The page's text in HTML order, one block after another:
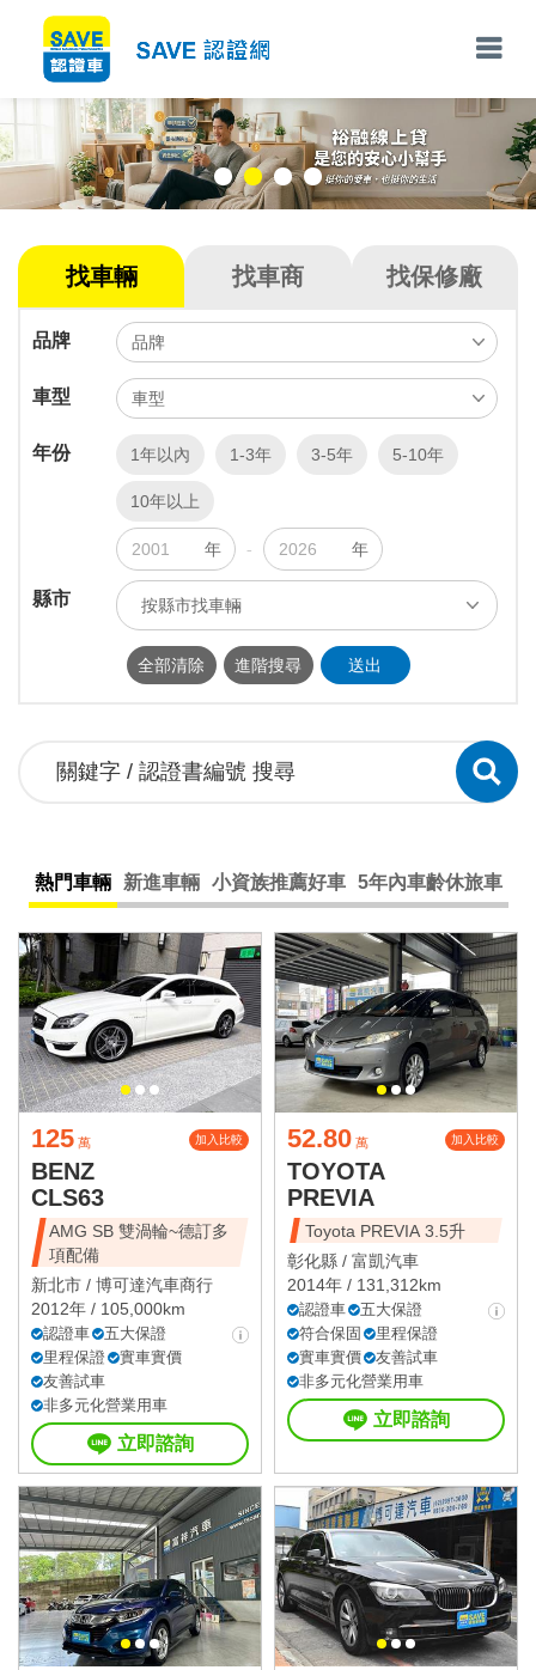
找車輛 找車商 找保修廠
品牌
車型
年份 1年以內 1-3年 3-5年 5-10年
10年以上
年 - 年
縣市 按縣市找車輛
ALL 台北市 新北市 基隆市
澎湖縣 連江縣 金門縣
全部清除 進階搜尋 送出
熱門車輛 新進車輛 小資族推薦好車 5年內車齡休旅車
125 萬 加入比較
BENZ
CLS63
AMG SB 雙渦輪~德訂多
項配備
新北市 / 博可達汽車商行
2012年 / 105,000km
認證車
五大保證
里程保證
實車實價
友善試車
非多元化營業用車
立即諮詢
52.80 萬 加入比較
TOYOTA
PREVIA
Toyota PREVIA 3.5升
彰化縣 / 富凱汽車
2014年 / 131,312km
認證車
五大保證
符合保固
里程保證
實車實價
友善試車
非多元化營業用車
立即諮詢